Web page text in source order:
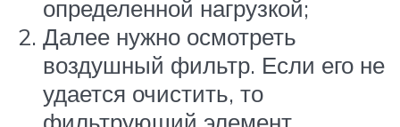
определенной нагрузкой;
Далее нужно осмотреть
воздушный фильтр. Если его не
удается очистить, то